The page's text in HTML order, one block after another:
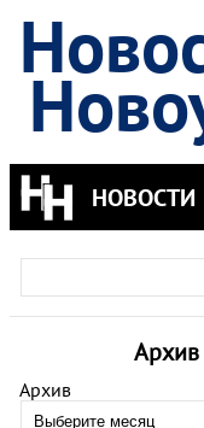
НОВОСТИ
Архив
Архив